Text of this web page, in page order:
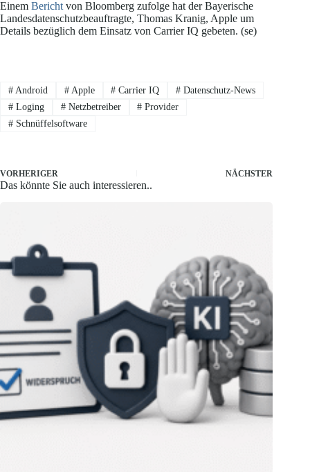
Einem Bericht von Bloomberg zufolge hat der Bayerische
Landesdatenschutzbeauftragte, Thomas Kranig, Apple um
Details bezüglich dem Einsatz von Carrier IQ gebeten. (se)
#Android #Apple # Carrier IQ # Datenschutz-News
#Loging #Netzbetreiber # Provider
#Schnüffelsoftware
VORHERIGER NÄCHSTER
Das könnte Sie auch interessieren..